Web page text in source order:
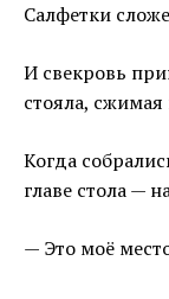
Салфетки
И свекровь
стояла, сжимая
Когда
главе стола —
— Это моё